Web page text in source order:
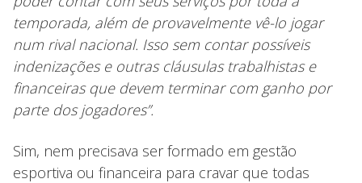
temporada, além de provavelmente vê-lo jogar
num rival nacional. Isso sem contar possíveis
indenizações e outras cláusulas trabalhistas e
financeiras que devem terminar com ganho por
parte dos jogadores”.
Sim, nem precisava ser formado em gestão
esportiva ou financeira para cravar que todas